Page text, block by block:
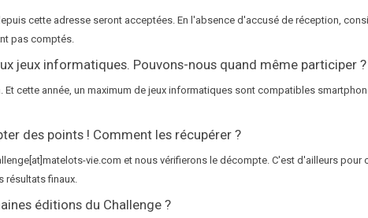
cette adresse seront acceptées. En l'absence d'accusé de réception,
pas comptés.
jeux informatiques. Pouvons-nous quand même participer ?
Et cette année, un maximum de jeux informatiques sont compatibles
des points ! Comment les récupérer ?
vie.com et nous vérifierons le décompte. C'est d'ailleurs pour
résultats finaux.
éditions du Challenge ?